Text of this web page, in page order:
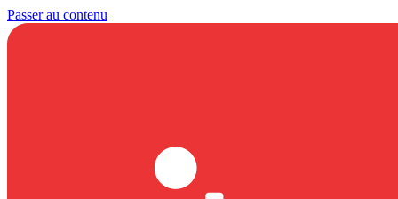
Passer au contenu